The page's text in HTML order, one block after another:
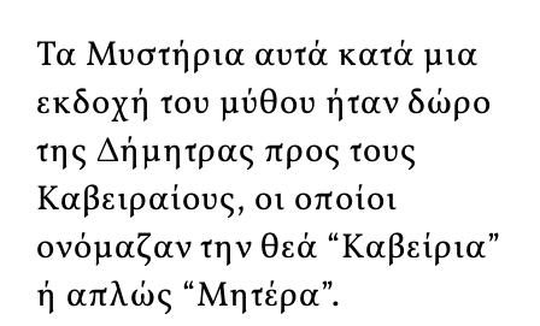
Τα Μυστήρια αυτά κατά μια
εκδοχή του μύθου ήταν δώρο
της Δήμητρας προς τους
Καβειραίους, οι οποίοι
ονόμαζαν την θεά “Καβείρια”
ή απλώς “Μητέρα”.